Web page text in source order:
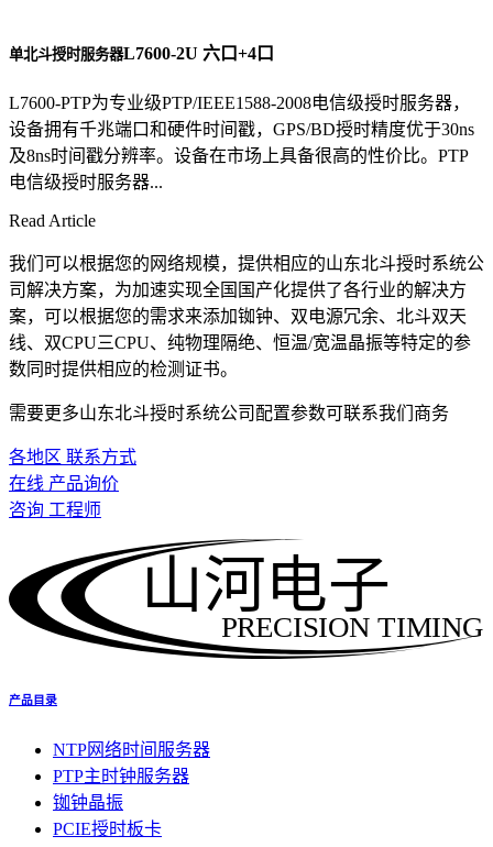
单北斗授时服务器L7600-2U 六口+4口
L7600-PTP为专业级PTP/IEEE1588-2008电信级授时服务器，
设备拥有千兆端口和硬件时间戳，GPS/BD授时精度优于30ns
及8ns时间戳分辨率。设备在市场上具备很高的性价比。PTP
电信级授时服务器...
Read Article
我们可以根据您的网络规模，提供相应的山东北斗授时系统公
司解决方案，为加速实现全国国产化提供了各行业的解决方
案，可以根据您的需求来添加铷钟、双电源冗余、北斗双天
线、双CPU三CPU、纯物理隔绝、恒温/宽温晶振等特定的参
数同时提供相应的检测证书。
需要更多山东北斗授时系统公司配置参数可联系我们商务
各地区 联系方式
在线 产品询价
咨询 工程师
PRECISION TIMING
山河电子
产品目录
NTP网络时间服务器
PTP主时钟服务器
铷钟晶振
PCIE授时板卡